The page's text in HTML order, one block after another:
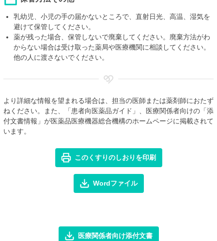
乳幼児、小児の手の届かないところで、直射日光、高温、湿気を
避けて保管してください。
薬が残った場合、保管しないで廃棄してください。廃棄方法がわ
からない場合は受け取った薬局や医療機関に相談してください。
他の人に渡さないでください。
より詳細な情報を望まれる場合は、担当の医師または薬剤師におたず
ねください。また、「患者向医薬品ガイド」、医療関係者向けの「添
付文書情報」が医薬品医療機器総合機構のホームページに掲載されて
います。
このくすりのしおりを印刷
Wordファイル
医療関係者向け添付文書